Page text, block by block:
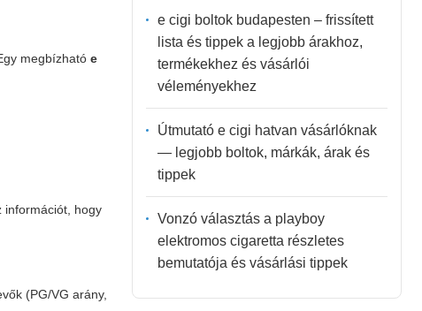
megbízhatóe
információt, hogy
(PG/VG arány,
e cigi boltok budapesten – frissített
lista és tippek a legjobb árakhoz,
termékekhez és vásárlói
véleményekhez
Útmutató e cigi hatvan vásárlóknak
— legjobb boltok, márkák, árak és
tippek
Vonzó választás a playboy
elektromos cigaretta részletes
bemutatója és vásárlási tippek